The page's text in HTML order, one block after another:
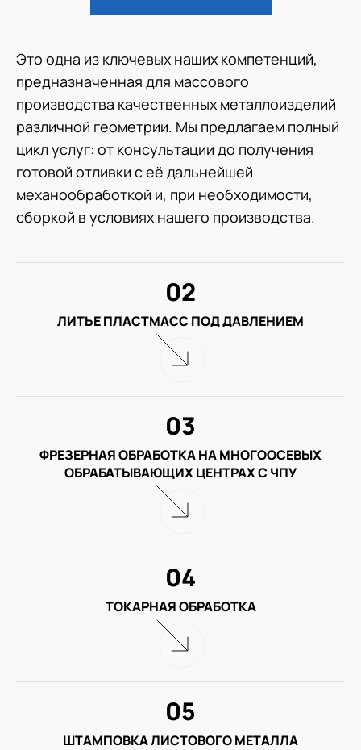
Это одна из ключевых наших компетенций,
предназначенная для массового
производства качественных металлоизделий
различной геометрии. Мы предлагаем полный
цикл услуг: от консультации до получения
готовой отливки с её дальнейшей
механообработкой и, при необходимости,
сборкой в условиях нашего производства.
ЛИТЬЕ ПЛАСТМАСС ПОД ДАВЛЕНИЕМ
02
ФРЕЗЕРНАЯ ОБРАБОТКА НА МНОГООСЕВЫХ
ОБРАБАТЫВАЮЩИХ ЦЕНТРАХ С ЧПУ
03
ТОКАРНАЯ ОБРАБОТКА
04
ШТАМПОВКА ЛИСТОВОГО МЕТАЛЛА
05